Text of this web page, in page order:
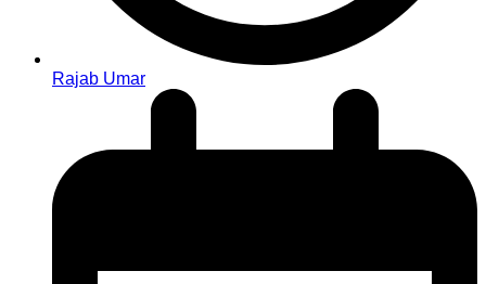
Rajab Umar